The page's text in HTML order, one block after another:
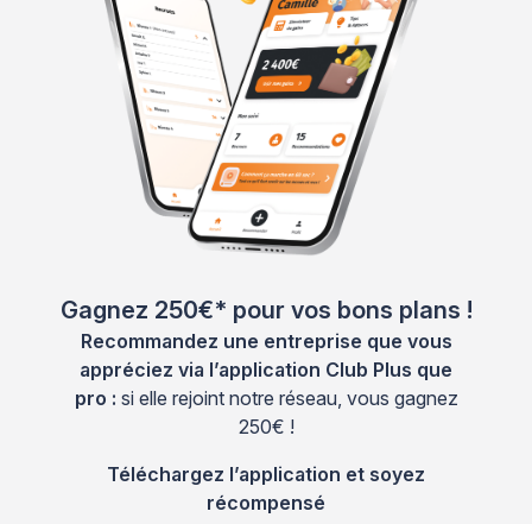
Gagnez 250€* pour vos bons plans !
Recommandez une entreprise que vous
appréciez via l’application Club Plus que
pro : si elle rejoint notre réseau, vous gagnez
250€ !
Téléchargez l’application et soyez
récompensé